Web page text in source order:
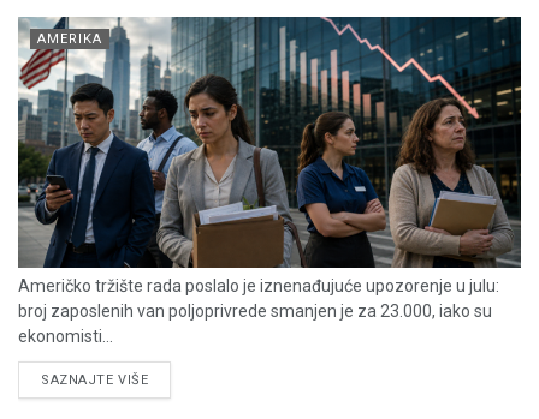
AMERIKA
Američko tržište rada poslalo je iznenađujuće upozorenje u julu:
broj zaposlenih van poljoprivrede smanjen je za 23.000, iako su
ekonomisti...
SAZNAJTE VIŠEDETAILS